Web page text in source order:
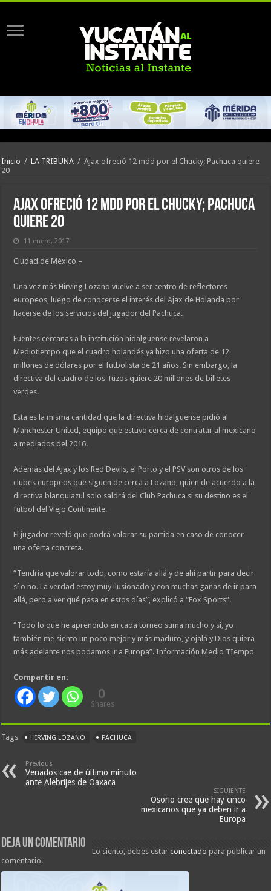
Inicio / LA TRIBUNA / Ajax ofreció 12 mdd por el Chucky; Pachuca quiere
20
Ajax ofreció 12 mdd por el Chucky; Pachuca
quiere 20
11 enero, 2017
Ciudad de México –
Una vez más Hirving Lozano vuelve a ser centro de reflectores
europeos, luego de conocerse el interés del Ajax de Holanda por
hacerse de los servicios del jugador del Pachuca.
Fuentes cercanas a la institución hidalguense revelaron a
Mediotiempo que el cuadro holandés ya hizo una oferta de 12
millones de dólares por el futbolista de 21 años. Sin embargo, la
directiva del cuadro de los Tuzos quiere 20 millones de billetes
verdes.
Esta es la misma cantidad que la directiva hidalguense pidió al
Manchester United, equipo que estuvo cerca de contratar al mexicano
a mediados del 2016.
Además del Ajax y los Red Devils, el Porto y el PSV son otros de los
clubes europeos que siguen de cerca a Lozano, quien de acuerdo a la
directiva blanquiazul solo saldrá del Club Pachuca si su destino es el
futbol del Viejo Continente.
El jugador reveló que podrá valorar su partida en caso de conocer
una oferta concreta.
“Tendría que valorar todo, como estaría allá y de ahí partir para decir
sí o no. La verdad estoy muy ilusionado y con muchas ganas de ir para
allá, pero a ver qué pasa en estos días”, explicó a “Fox Sports”.
“Todo lo que he aprendido en cada torneo suma mucho y sí, yo
también me siento un poco mejor y más maduro, y ojalá y Dios quiera
más adelante nos podamos ir a Europa”. Información Medio TIempo
Compartir en:
0
Shares
Tags HIRVING LOZANO PACHUCA
Previous
Venados cae de último minuto
ante Alebrijes de Oaxaca
SIGUIENTE
Osorio cree que hay cinco
mexicanos que ya deben ir a
Europa
Deja un comentario
Lo siento, debes estarconectado para publicar un
comentario.